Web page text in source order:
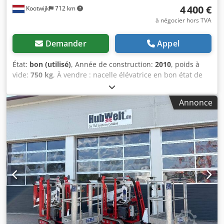
Kootwijk 712 km 4 400 €
à négocier hors TVA
Demander Appel
État: bon (utilisé), Année de construction: 2010, poids à
vide: 750 kg, À vendre : nacelle élévatrice en bon état de
fonctionnement. hauteur de travail : 6,5 m hauteur au sol :
4,5 m possibilité de reprise et de transport, à discuter
Codpfezpfu Nsx Acmeha pour plus d’informations, veuillez
appeler ou envoyer un message.
Annonce